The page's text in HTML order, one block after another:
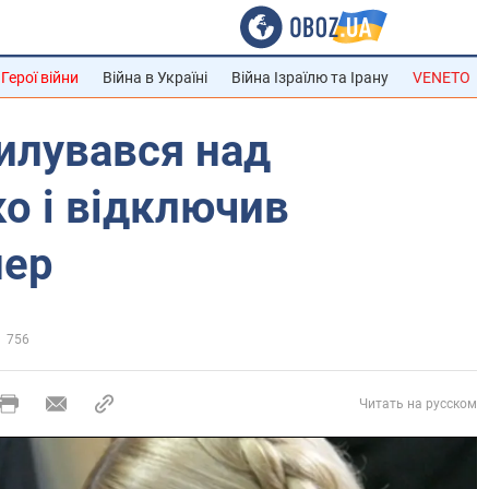
Герої війни Війна в Україні Війна Ізраїлю та Ірану VENETO
над
і відключив
756
Читать на русском